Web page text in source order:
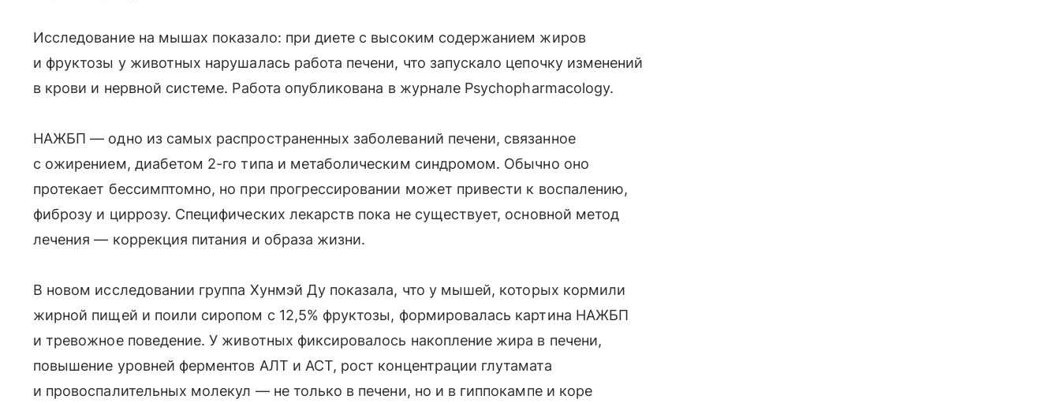
Исследование на мышах показало: при диете с высоким содержанием жиров
и фруктозы у животных нарушалась работа печени, что запускало цепочку изменений
в крови и нервной системе. Работа опубликована в журнале Psychopharmacology.
НАЖБП — одно из самых распространенных заболеваний печени, связанное
с ожирением, диабетом 2-го типа и метаболическим синдромом. Обычно оно
протекает бессимптомно, но при прогрессировании может привести к воспалению,
фиброзу и циррозу. Специфических лекарств пока не существует, основной метод
лечения — коррекция питания и образа жизни.
В новом исследовании группа Хунмэй Ду показала, что у мышей, которых кормили
жирной пищей и поили сиропом с 12,5% фруктозы, формировалась картина НАЖБП
и тревожное поведение. У животных фиксировалось накопление жира в печени,
повышение уровней ферментов АЛТ и АСТ, рост концентрации глутамата
и провоспалительных молекул — не только в печени, но и в гиппокампе и коре